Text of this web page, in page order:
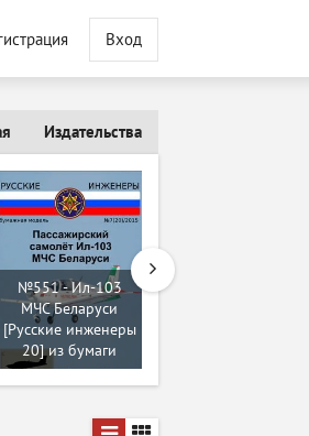
Вход
Издательства
№551 - Ил-103
МЧС Беларуси
[Русские инженеры
20] из бумаги